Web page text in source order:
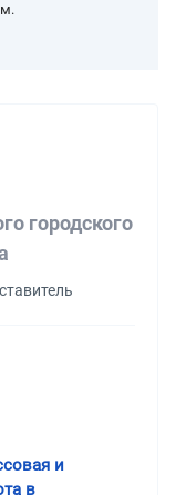
городского
и
в